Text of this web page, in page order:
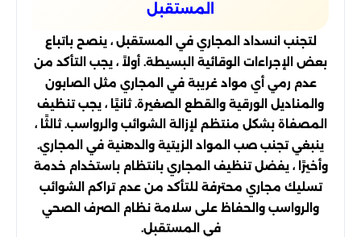
المستقبل
لتجنب انسداد المجاري في المستقبل ، ينصح باتباع
بعض الإجراءات الوقائية البسيطة. أولاً ، يجب التأكد من
عدم رمي أي مواد غريبة في المجاري مثل الصابون
والمناديل الورقية والقطع الصغيرة. ثانيًا ، يجب تنظيف
المصفاة بشكل منتظم لإزالة الشوائب والرواسب. ثالثًا ،
ينبغي تجنب صب المواد الزيتية والدهنية في المجاري.
وأخيرًا ، يفضل تنظيف المجاري بانتظام باستخدام خدمة
تسليك مجاري محترفة للتأكد من عدم تراكم الشوائب
والرواسب والحفاظ على سلامة نظام الصرف الصحي
في المستقبل.